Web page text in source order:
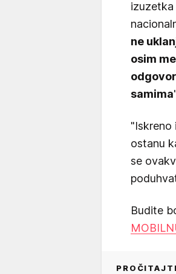
izuzetka
ne
osim
samima
"Iskreno
ostanu
se
Budite